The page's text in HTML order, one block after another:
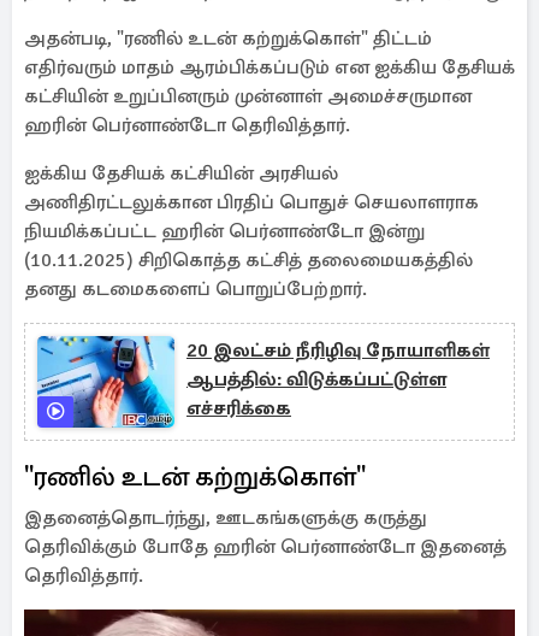
அதன்படி, "ரணில் உடன் கற்றுக்கொள்" திட்டம்
எதிர்வரும் மாதம் ஆரம்பிக்கப்படும் என ஐக்கிய தேசியக்
கட்சியின் உறுப்பினரும் முன்னாள் அமைச்சருமான
ஹரின் பெர்னாண்டோ தெரிவித்தார்.
ஐக்கிய தேசியக் கட்சியின் அரசியல்
அணிதிரட்டலுக்கான பிரதிப் பொதுச் செயலாளராக
நியமிக்கப்பட்ட ஹரின் பெர்னாண்டோ இன்று
(10.11.2025) சிறிகொத்த கட்சித் தலைமையகத்தில்
தனது கடமைகளைப் பொறுப்பேற்றார்.
20 இலட்சம் நீரிழிவு நோயாளிகள்
ஆபத்தில்: விடுக்கப்பட்டுள்ள
எச்சரிக்கை
"ரணில் உடன் கற்றுக்கொள்"
இதனைத்தொடர்ந்து, ஊடகங்களுக்கு கருத்து
தெரிவிக்கும் போதே ஹரின் பெர்னாண்டோ இதனைத்
தெரிவித்தார்.